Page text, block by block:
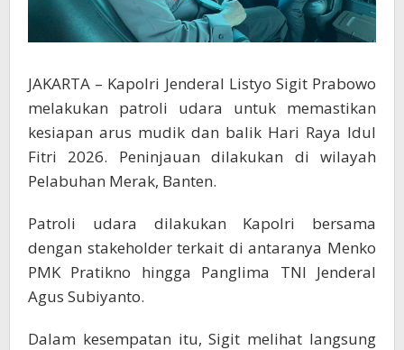
JAKARTA – Kapolri Jenderal Listyo Sigit Prabowo
melakukan patroli udara untuk memastikan
kesiapan arus mudik dan balik Hari Raya Idul
Fitri 2026. Peninjauan dilakukan di wilayah
Pelabuhan Merak, Banten.
Patroli udara dilakukan Kapolri bersama
dengan stakeholder terkait di antaranya Menko
PMK Pratikno hingga Panglima TNI Jenderal
Agus Subiyanto.
Dalam kesempatan itu, Sigit melihat langsung